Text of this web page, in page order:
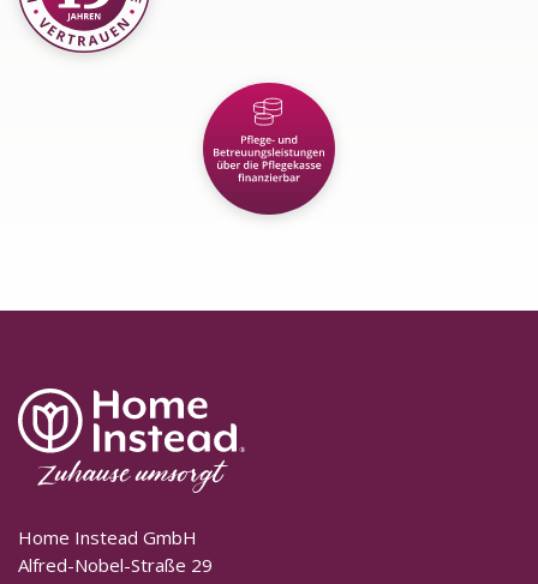
Home Instead GmbH
Alfred-Nobel-Straße 29